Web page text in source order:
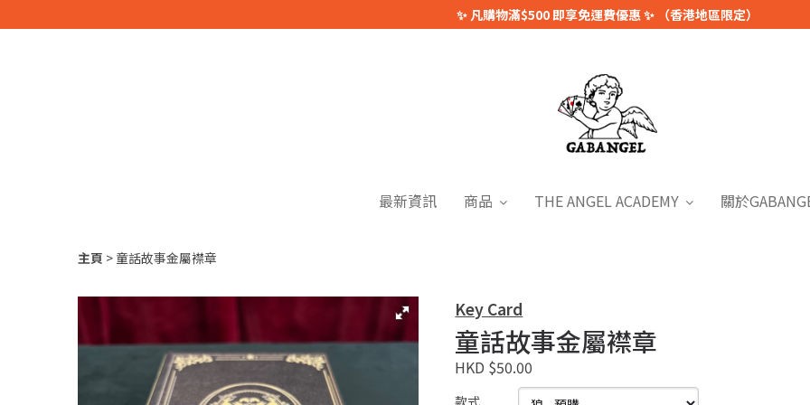
✨ 凡購物滿$500 即享免運費優惠 ✨ （香港地區限定）
最新資訊 商品 THE ANGEL ACADEMY 關於
主頁 童話故事金屬襟章
Key Card
童話故事金屬襟章
HKD $50.00
款式